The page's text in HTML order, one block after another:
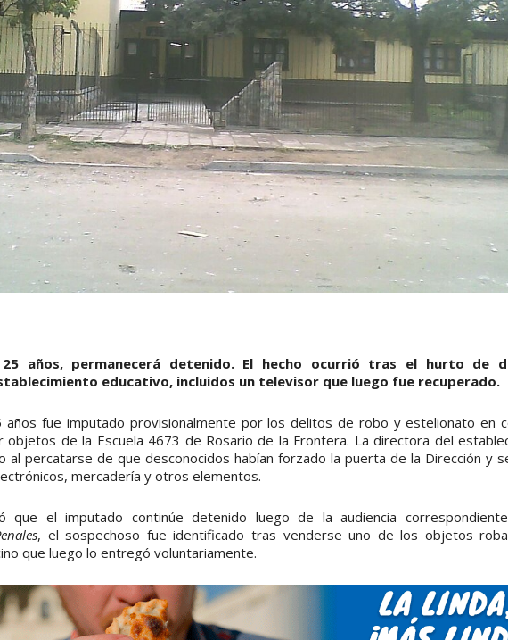
25 años, permanecerá detenido. El hecho ocurrió tras el hurto de
educativo, incluidos un televisor que luego fue recuperado.
años fue imputado provisionalmente por los delitos de robo y estelionato en
de la Escuela 4673 de Rosario de la Frontera. La directora del
al percatarse de que desconocidos habían forzado la puerta de la Dirección y
mercadería y otros elementos.
que el imputado continúe detenido luego de la audiencia
, el sospechoso fue identificado tras venderse uno de los objetos
que luego lo entregó voluntariamente.